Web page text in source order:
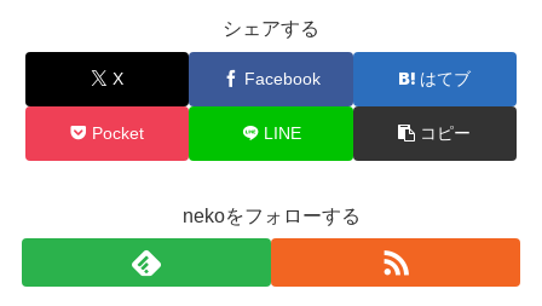
シェアする
X Facebook はてブ
Pocket LINE コピー
nekoをフォローする